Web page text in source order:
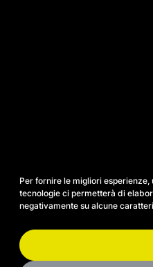
Per fornire le migliori
tecnologie ci permetterà di
negativamente su alcune